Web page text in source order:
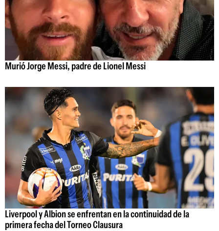
Murió Jorge Messi, padre de Lionel Messi
Liverpool y Albion se enfrentan en la continuidad de la
primera fecha del Torneo Clausura